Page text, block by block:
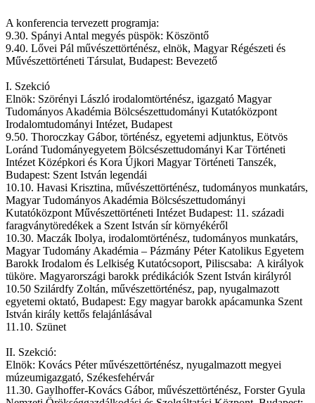
A konferencia tervezett programja:
9.30. Spányi Antal megyés püspök: Köszöntő
9.40. Lővei Pál művészettörténész, elnök, Magyar Régészeti és
Művészettörténeti Társulat, Budapest: Bevezető
I. Szekció
Elnök: Szörényi László irodalomtörténész, igazgató Magyar
Tudományos Akadémia Bölcsészettudományi Kutatóközpont
Irodalomtudományi Intézet, Budapest
9.50. Thoroczkay Gábor, történész, egyetemi adjunktus, Eötvös
Loránd Tudományegyetem Bölcsészettudományi Kar Történeti
Intézet Középkori és Kora Újkori Magyar Történeti Tanszék,
Budapest: Szent István legendái
10.10. Havasi Krisztina, művészettörténész, tudományos munkatárs,
Magyar Tudományos Akadémia Bölcsészettudományi
Kutatóközpont Művészettörténeti Intézet Budapest: 11. századi
faragványtöredékek a Szent István sír környékéről
10.30. Maczák Ibolya, irodalomtörténész, tudományos munkatárs,
Magyar Tudomány Akadémia – Pázmány Péter Katolikus Egyetem
Barokk Irodalom és Lelkiség Kutatócsoport, Piliscsaba: A királyok
tüköre. Magyarországi barokk prédikációk Szent István királyról
10.50 Szilárdfy Zoltán, művészettörténész, pap, nyugalmazott
egyetemi oktató, Budapest: Egy magyar barokk apácamunka Szent
István király kettős felajánlásával
11.10. Szünet
II. Szekció:
Elnök: Kovács Péter művészettörténész, nyugalmazott megyei
múzeumigazgató, Székesfehérvár
11.30. Gaylhoffer-Kovács Gábor, művészettörténész, Forster Gyula